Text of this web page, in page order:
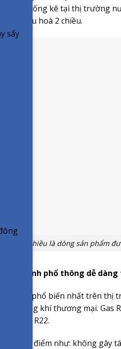
sấy
Theo thống kê tại thị trường
với điều hoà 2 chiều.
hòa 1 chiều là dòng sản phẩm
chất lạnh phổ thông dễ
lạnh phổ biến nhất trên thị
không khí thương mại. Gas
Gas R22.
các ưu điểm như: không gây